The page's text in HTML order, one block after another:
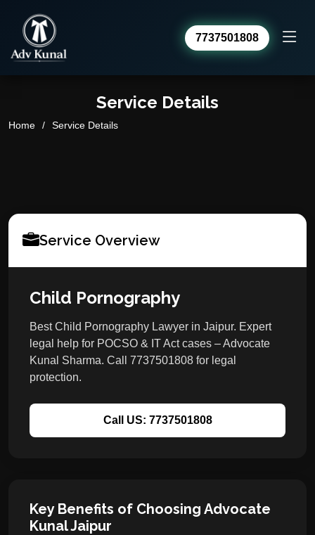
7737501808
Service Details
Home Service Details
Service Overview
Child Pornography
Best Child Pornography Lawyer in Jaipur. Expert
legal help for POCSO & IT Act cases – Advocate
Kunal Sharma. Call 7737501808 for legal
protection.
Call US: 7737501808
Key Benefits of Choosing Advocate
Kunal Jaipur
Online · usually replies within a day